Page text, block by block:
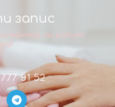
запис
манікюр, ми робимо
91 52